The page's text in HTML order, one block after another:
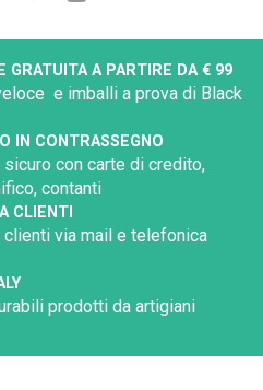
GRATUITA A PARTIRE DA € 99
e imballi a prova di Black
IN CONTRASSEGNO
sicuro con carte di credito,
contanti
CLIENTI
via mail e telefonica
prodotti da artigiani